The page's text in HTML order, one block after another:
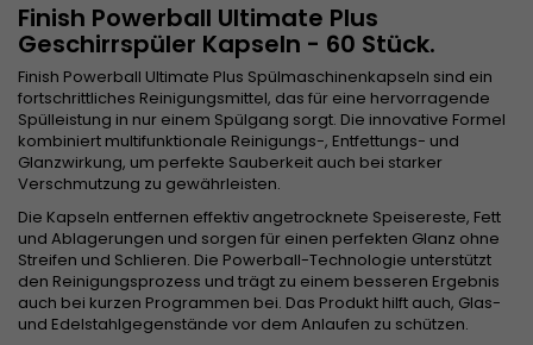
Finish Powerball Ultimate Plus
Geschirrspüler Kapseln - 60 Stück.
Finish Powerball Ultimate Plus Spülmaschinenkapseln sind ein
fortschrittliches Reinigungsmittel, das für eine hervorragende
Spülleistung in nur einem Spülgang sorgt. Die innovative Formel
kombiniert multifunktionale Reinigungs-, Entfettungs- und
Glanzwirkung, um perfekte Sauberkeit auch bei starker
Verschmutzung zu gewährleisten.
Die Kapseln entfernen effektiv angetrocknete Speisereste, Fett
und Ablagerungen und sorgen für einen perfekten Glanz ohne
Streifen und Schlieren. Die Powerball-Technologie unterstützt
den Reinigungsprozess und trägt zu einem besseren Ergebnis
auch bei kurzen Programmen bei. Das Produkt hilft auch, Glas-
und Edelstahlgegenstände vor dem Anlaufen zu schützen.